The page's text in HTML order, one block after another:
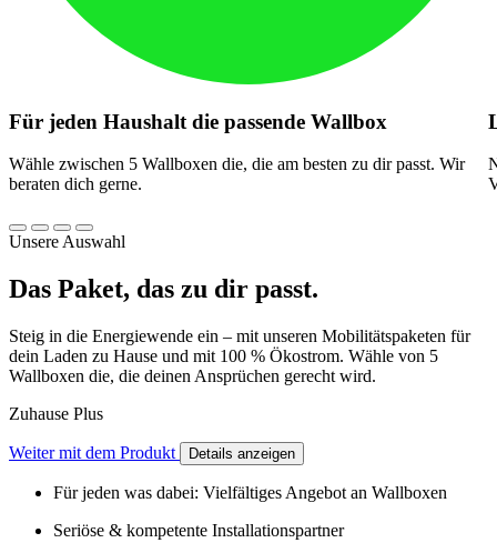
Für jeden Haushalt die passende Wallbox
Wähle zwischen 5 Wallboxen die, die am besten zu dir passt. Wir
beraten dich gerne.
Unsere Auswahl
Das Paket, das zu dir passt.
Steig in die Energiewende ein – mit unseren Mobilitätspaketen für
dein Laden zu Hause und mit 100 % Ökostrom. Wähle von 5
Wallboxen die, die deinen Ansprüchen gerecht wird.
Zuhause Plus
Weiter mit dem Produkt Details anzeigen
Für jeden was dabei: Vielfältiges Angebot an Wallboxen
Seriöse & kompetente Installationspartner